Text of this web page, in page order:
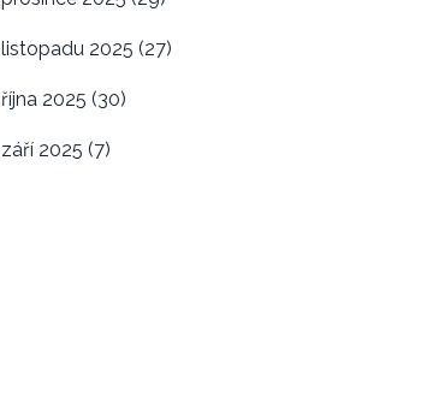
listopadu 2025 (27)
října 2025 (30)
září 2025 (7)